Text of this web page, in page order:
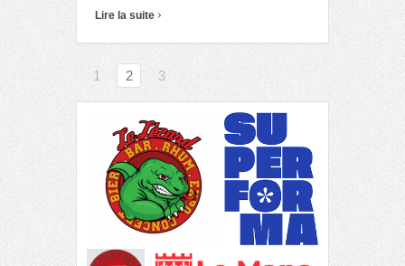
Lire la suite ›
1 2 3